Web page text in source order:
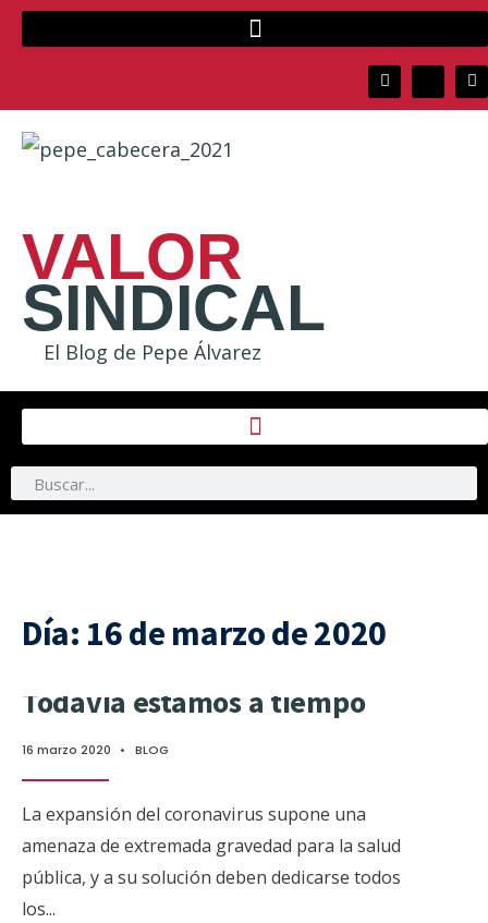
VALOR
SINDICAL
El Blog de Pepe Álvarez
Día: 16 de marzo de 2020
Todavía estamos a tiempo
16 marzo 2020 • BLOG
La expansión del coronavirus supone una
amenaza de extremada gravedad para la salud
pública, y a su solución deben dedicarse todos
los...